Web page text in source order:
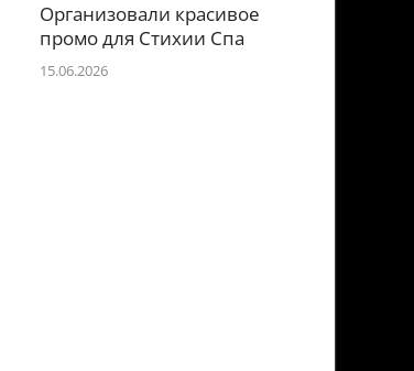
Организовали красивое
промо для Стихии Спа
15.06.2026